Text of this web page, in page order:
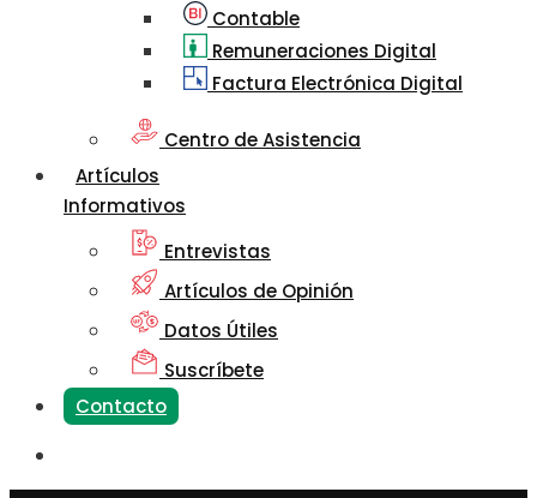
Contable
Remuneraciones Digital
Factura Electrónica Digital
Centro de Asistencia
Artículos
Informativos
Entrevistas
Artículos de Opinión
Datos Útiles
Suscríbete
Contacto